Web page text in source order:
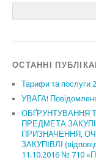
ОСТАННІ
Тарифи та послуги
УВАГА!
ОБҐРУНТУВАННЯ
ПРЕДМЕТА
ПРИЗНАЧЕННЯ,
ЗАКУПІВЛІ
11.10.2016 № 710